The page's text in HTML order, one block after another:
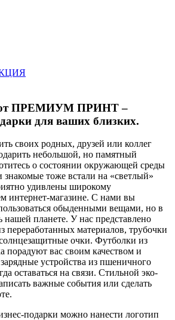
от ПРЕМИУМ ПРИНТ –
для ваших близких.
своих родных, друзей или коллег
небольшой, но памятный
о состоянии окружающей среды
тоже встали на «светлый»
удивлены широкому
интернет-магазине. С нами вы
обыденными вещами, но в
нашей планете. У нас представлено
переработанных материалов, трубочки
очки. Футболки из
порадуют вас своим качеством и
устройства из пшеничного
оставаться на связи. Стильной эко-
важные события или сделать
подарки можно нанести логотип